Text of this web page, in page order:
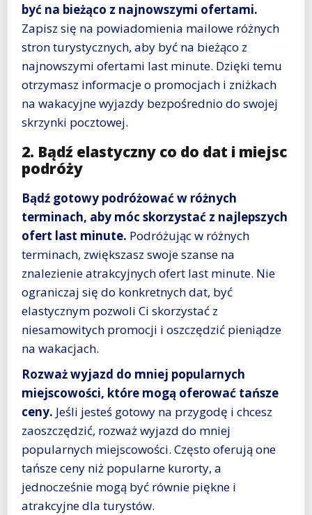
być na bieżąco z najnowszymi ofertami.
Zapisz się na powiadomienia mailowe różnych
stron turystycznych, aby być na bieżąco z
najnowszymi ofertami last minute. Dzięki temu
otrzymasz informacje o promocjach i zniżkach
na wakacyjne wyjazdy bezpośrednio do swojej
skrzynki pocztowej.
2. Bądź elastyczny co do dat i miejsc
podróży
Bądź gotowy podróżować w różnych
terminach, aby móc skorzystać z najlepszych
ofert last minute. Podróżując w różnych
terminach, zwiększasz swoje szanse na
znalezienie atrakcyjnych ofert last minute. Nie
ograniczaj się do konkretnych dat, być
elastycznym pozwoli Ci skorzystać z
niesamowitych promocji i oszczędzić pieniądze
na wakacjach.
Rozważ wyjazd do mniej popularnych
miejscowości, które mogą oferować tańsze
ceny. Jeśli jesteś gotowy na przygodę i chcesz
zaoszczędzić, rozważ wyjazd do mniej
popularnych miejscowości. Często oferują one
tańsze ceny niż popularne kurorty, a
jednocześnie mogą być równie piękne i
atrakcyjne dla turystów.